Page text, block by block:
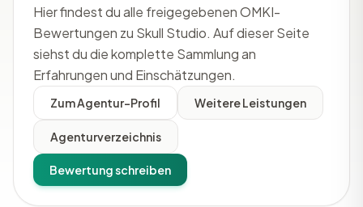
Hier findest du alle freigegebenen OMKI-
Bewertungen zu Skull Studio. Auf dieser Seite
siehst du die komplette Sammlung an
Erfahrungen und Einschätzungen.
Zum Agentur-Profil Weitere Leistungen
Agenturverzeichnis
Bewertung schreiben